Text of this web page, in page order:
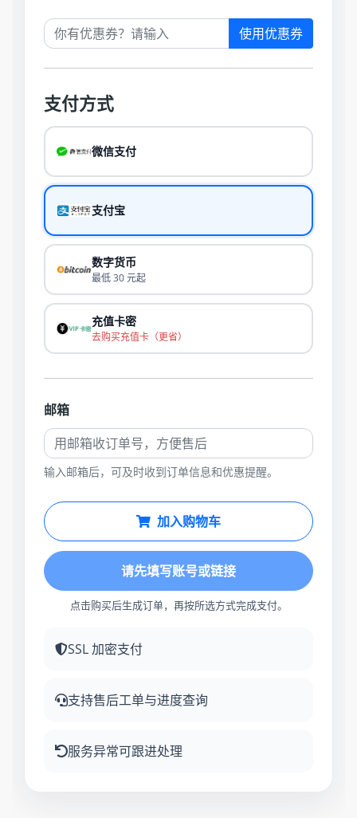
使用优惠券
支付方式
微信支付
支付宝
数字货币
最低 30 元起
充值卡密
去购买充值卡（更省）
邮箱
输入邮箱后，可及时收到订单信息和优惠提醒。
加入购物车
请先填写账号或链接
点击购买后生成订单，再按所选方式完成支付。
SSL 加密支付
支持售后工单与进度查询
服务异常可跟进处理